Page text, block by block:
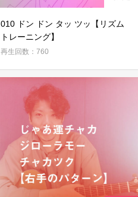
010 ドン ドン タッ ツッ【リズム
トレーニング】
再生回数：760